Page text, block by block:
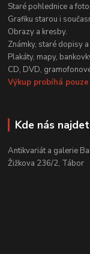
Staré pohlednice a
Grafiku starou i
Obrazy a kresby.
Známky, staré dopisy
Plakáty, mapy,
CD, DVD,
Výkup probíhá
Kde nás
Antikvariát a galerie
Žižkova 236/2, Tábor